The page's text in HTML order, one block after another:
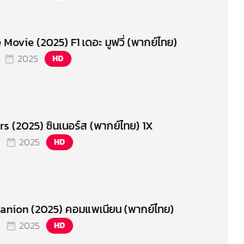
Movie (2025) F1 เดอะ มูฟวี่ (พากย์ไทย)
2025 HD
(2025) ซินเนอร์ส (พากย์ไทย) 1X
2025 HD
(2025) คอมแพเนียน (พากย์ไทย)
2025 HD